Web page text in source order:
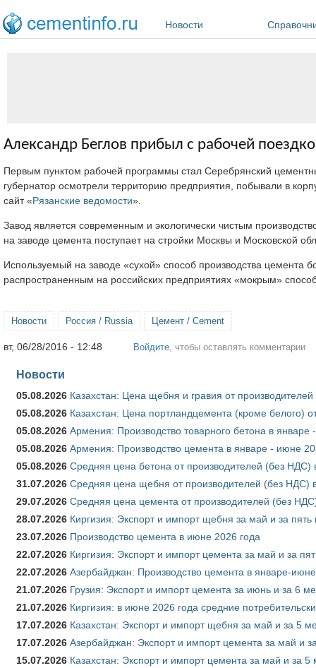
Новости
Александр Беглов прибыл с рабочей
Первым пунктом рабочей программы стал Серебрянский
губернатор осмотрели территорию предприятия, побывали в
сайт «Рязанские ведомости».
Завод является современным и экологически чистым
на заводе цемента поступает на стройки Москвы и Московской
Используемый на заводе «сухой» способ производства цемента
распространенным на российских предприятиях «мокрым»
Новости Россия / Russia Цемент / Cement
вт, 06/28/2016 - 12:48 Войдите , чтобы оставлять комментарии
Новости
05.08.2026 Казахстан: Цена щебня и гравия от
05.08.2026 Казахстан: Цена портландцемента (кроме белого)
05.08.2026 Армения: Производство товарного бетона в январе
05.08.2026 Армения: Производство цемента в январе - июне
05.08.2026 Средняя цена бетона от производителей (без НДС)
31.07.2026 Средняя цена щебня от производителей (без НДС)
29.07.2026 Средняя цена цемента от производителей (без
28.07.2026 Киргизия: Экспорт и импорт щебня за май и за
23.07.2026 Производство цемента в июне 2026 года
22.07.2026 Киргизия: Экспорт и импорт цемента за май и за
22.07.2026 Азербайджан: Производство цемента в январе-
21.07.2026 Грузия: Экспорт и импорт цемента за июнь и за 6
21.07.2026 Киргизия: в июне 2026 года средние
17.07.2026 Казахстан: Экспорт и импорт щебня за май и за 5
17.07.2026 Азербайджан: Экспорт и импорт цемента за май и
15.07.2026 Казахстан: Экспорт и импорт цемента за май и за